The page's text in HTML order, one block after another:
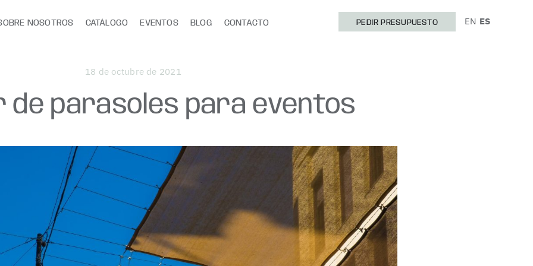
NOSOTROS CATÁLOGO EVENTOS BLOG CONTACTO PEDIR PRESUPUESTO EN ES
18 de octubre de 2021
de parasoles para eventos